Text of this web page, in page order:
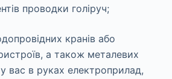
проводки голіруч;
кранів або
а також металевих
вас в руках електроприлад,